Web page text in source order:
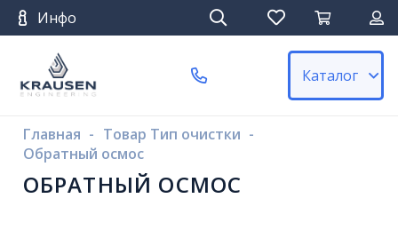
Инфо
Каталог
Главная - Товар Тип очистки -
Обратный осмос
ОБРАТНЫЙ ОСМОС